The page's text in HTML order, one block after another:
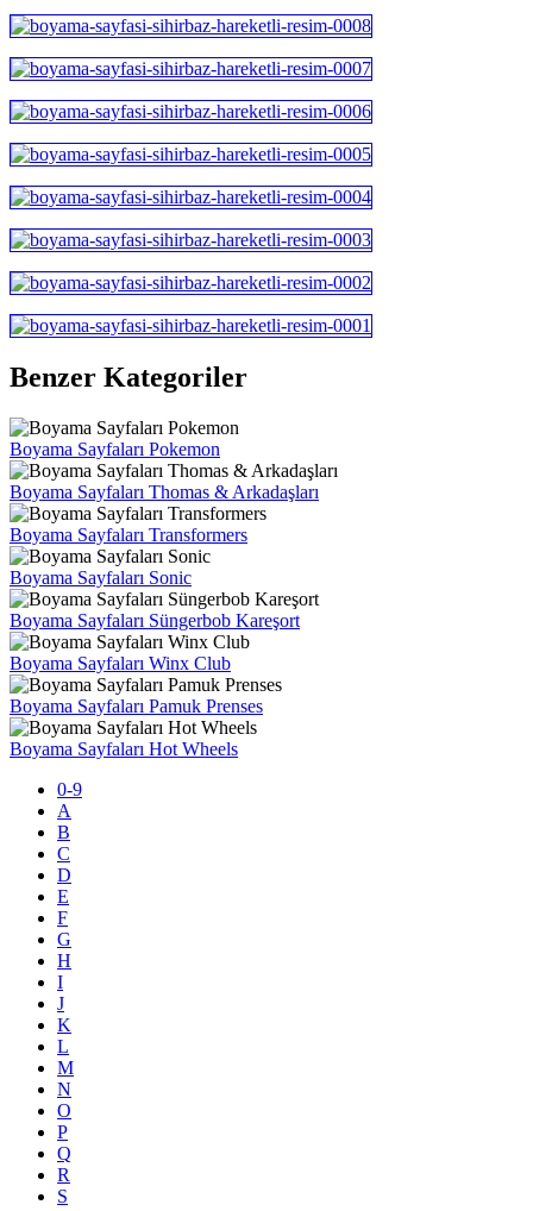
Benzer Kategoriler
Boyama Sayfaları Pokemon
Boyama Sayfaları Thomas & Arkadaşları
Boyama Sayfaları Transformers
Boyama Sayfaları Sonic
Boyama Sayfaları Süngerbob Kareşort
Boyama Sayfaları Winx Club
Boyama Sayfaları Pamuk Prenses
Boyama Sayfaları Hot Wheels
0-9
A
B
C
D
E
F
G
H
I
J
K
L
M
N
O
P
Q
R
S